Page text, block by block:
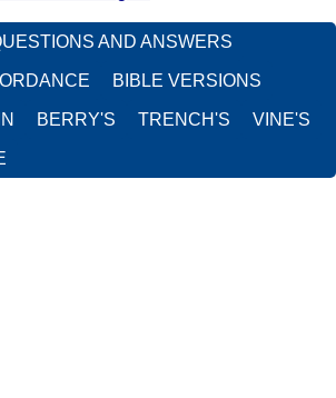
AND ANSWERS
BIBLE VERSIONS
BERRY'S TRENCH'S VINE'S